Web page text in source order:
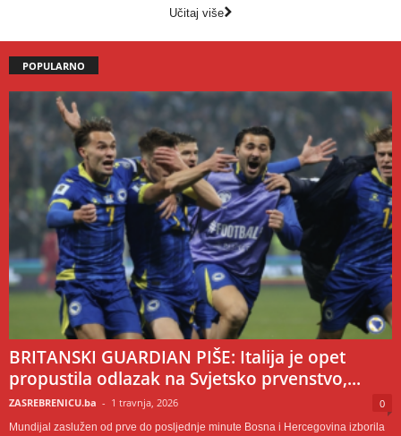
Učitaj više
POPULARNO
BRITANSKI GUARDIAN PIŠE: Italija je opet
propustila odlazak na Svjetsko prvenstvo,...
ZASREBRENICU.ba - 1 travnja, 2026 0
Mundijal zaslužen od prve do posljednje minute Bosna i Hercegovina izborila